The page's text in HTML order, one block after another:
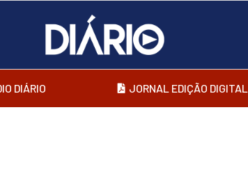
DIÁRIO JORNAL EDIÇÃO DIGITAL